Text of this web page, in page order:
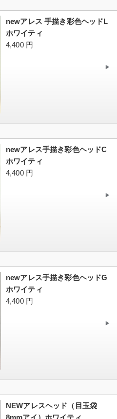
newアレス 手描き彩色ヘッドL
ホワイティ
4,400 円
newアレス手描き彩色ヘッドC
ホワイティ
4,400 円
newアレス手描き彩色ヘッドG
ホワイティ
4,400 円
NEWアレスヘッド（目玉袋